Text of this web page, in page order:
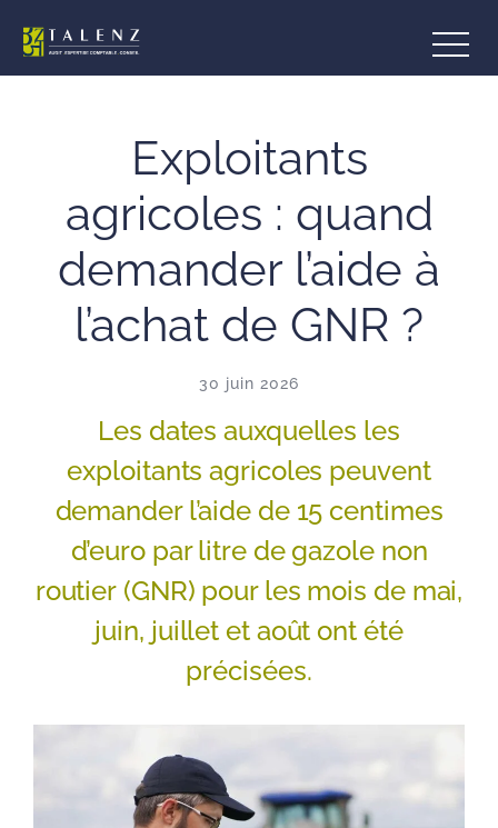
contenu
Exploitants
agricoles : quand
demander l’aide à
l’achat de GNR ?
30 juin 2026
Les dates auxquelles les
exploitants agricoles peuvent
demander l’aide de 15 centimes
d’euro par litre de gazole non
routier (GNR) pour les mois de mai,
juin, juillet et août ont été
précisées.